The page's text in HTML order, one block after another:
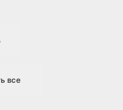
все